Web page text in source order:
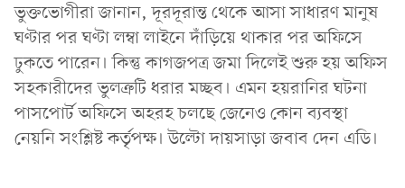
ভুক্তভোগীরা জানান, দূরদূরান্ত থেকে আসা সাধারণ মানুষ
ঘণ্টার পর ঘণ্টা লম্বা লাইনে দাঁড়িয়ে থাকার পর অফিসে
ঢুকতে পারেন। কিন্তু কাগজপত্র জমা দিলেই শুরু হয় অফিস
সহকারীদের ভুলত্রুটি ধরার মচ্ছব। এমন হয়রানির ঘটনা
পাসপোর্ট অফিসে অহরহ চলছে জেনেও কোন ব্যবস্থা
নেয়নি সংশ্লিষ্ট কর্তৃপক্ষ। উল্টো দায়সাড়া জবাব দেন এডি।